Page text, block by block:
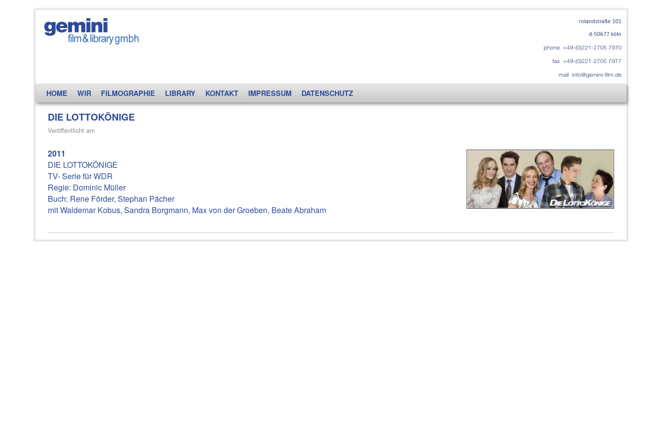
HOME WIR FILMOGRAPHIE LIBRARY KONTAKT IMPRESSUM DATENSCHUTZ
DIE LOTTOKÖNIGE
Veröffentlicht am
2011
DIE LOTTOKÖNIGE
TV- Serie für WDR
Regie: Dominic Müller
Buch: Rene Förder, Stephan Pächer
mit Waldemar Kobus, Sandra Borgmann, Max von der Groeben, Beate Abraham